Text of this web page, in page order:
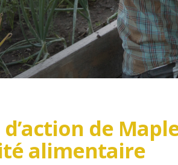
de
alimentaire